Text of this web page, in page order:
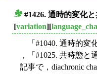
#1426. 通時的変化
[variation][
「#1040. 通時的変
，「#1025. 共時態と
記事で，diachronic